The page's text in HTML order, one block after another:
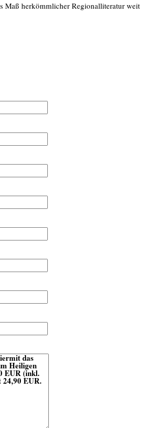
Maß herkömmlicher Regionalliteratur weit